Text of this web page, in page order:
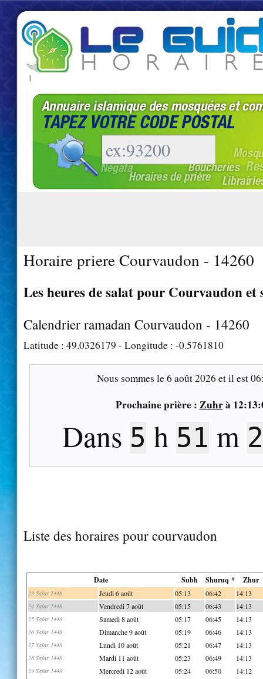
|
Horaire priere Courvaudon - 14260
Les heures de salat pour Courvaudon et
Calendrier ramadan Courvaudon - 14260
Latitude : 49.0326179 - Longitude : -0.5761810
Nous sommes le6 août 2026 et il est
Prochaine prière : Zuhrà
Dans 5 h 51 m
Liste des horaires pour courvaudon
Date Subh Shuruq * Zhur
23 Safar 1448 Jeudi 6 août 05:13 06:42 14:13
24 Safar 1448 Vendredi 7 août 05:15 06:43 14:13
25 Safar 1448 Samedi 8 août 05:17 06:45 14:13
26 Safar 1448 Dimanche 9 août 05:19 06:46 14:13
27 Safar 1448 Lundi 10 août 05:21 06:47 14:13
28 Safar 1448 Mardi 11 août 05:23 06:49 14:13
29 Safar 1448 Mercredi 12 août 05:24 06:50 14:12